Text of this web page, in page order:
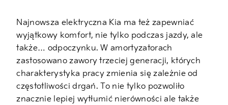
Najnowsza elektryczna Kia ma też zapewniać
wyjątkowy komfort, nie tylko podczas jazdy, ale
także… odpoczynku. W amortyzatorach
zastosowano zawory trzeciej generacji, których
charakterystyka pracy zmienia się zależnie od
częstotliwości drgań. To nie tylko pozwoliło
znacznie lepiej wytłumić nierówności ale także